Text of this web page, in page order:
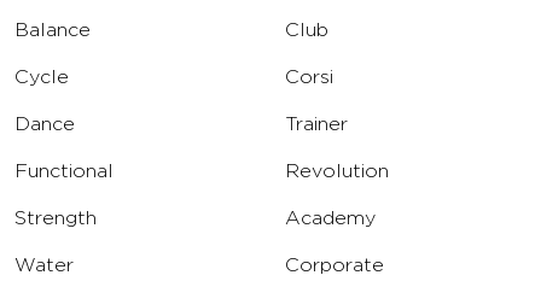
Balance
Cycle
Dance
Functional
Strength
Water
Club
Corsi
Trainer
Revolution
Academy
Corporate